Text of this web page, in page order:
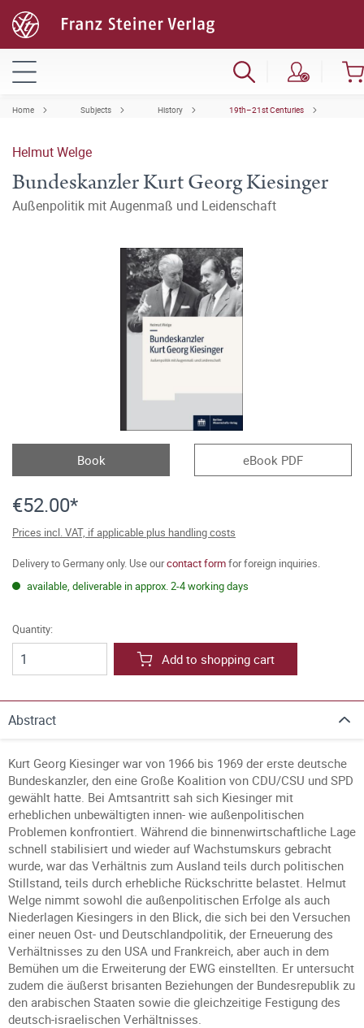
Home Subjects History 19th–21st Centuries
Helmut Welge
Bundeskanzler Kurt Georg Kiesinger
Außenpolitik mit Augenmaß und Leidenschaft
Book eBook PDF
€52.00*
Prices incl. VAT, if applicable plus handling costs
Delivery to Germany only. Use ourcontact formfor foreign inquiries.
available, deliverable in approx. 2-4 working days
Quantity:
Add to shopping cart
Abstract
Kurt Georg Kiesinger war von 1966 bis 1969 der erste deutsche
Bundeskanzler, den eine Große Koalition von CDU/CSU und SPD
gewählt hatte. Bei Amtsantritt sah sich Kiesinger mit
erheblichen unbewältigten innen- wie außenpolitischen
Problemen konfrontiert. Während die binnenwirtschaftliche Lage
schnell stabilisiert und wieder auf Wachstumskurs gebracht
wurde, war das Verhältnis zum Ausland teils durch politischen
Stillstand, teils durch erhebliche Rückschritte belastet. Helmut
Welge nimmt sowohl die außenpolitischen Erfolge als auch
Niederlagen Kiesingers in den Blick, die sich bei den Versuchen
einer neuen Ost- und Deutschlandpolitik, der Erneuerung des
Verhältnisses zu den USA und Frankreich, aber auch in dem
Bemühen um die Erweiterung der EWG einstellten. Er untersucht
zudem die äußerst brisanten Beziehungen der Bundesrepublik zu
den arabischen Staaten sowie die gleichzeitige Festigung des
deutsch-israelischen Verhältnisses.